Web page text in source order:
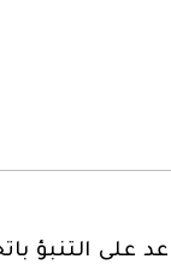
على التنبؤ